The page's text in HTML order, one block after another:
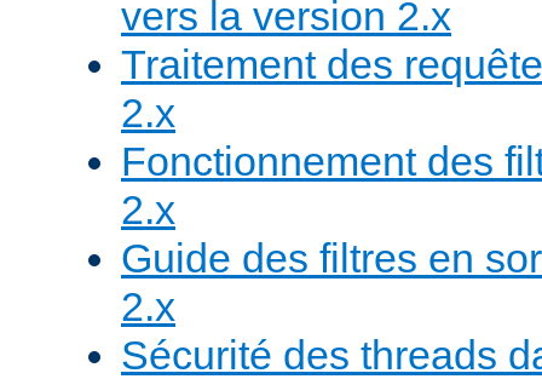
vers la version 2.x
Traitement des
2.x
Fonctionnement des
2.x
Guide des filtres en
2.x
Sécurité des threads